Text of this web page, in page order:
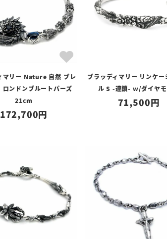
マリー Nature 自然 ブレ
ロンドンブルートパーズ
21cm
172,700
ブラッディマリー リンケー
ル S -連鎖- w/ダイヤモ
71,500